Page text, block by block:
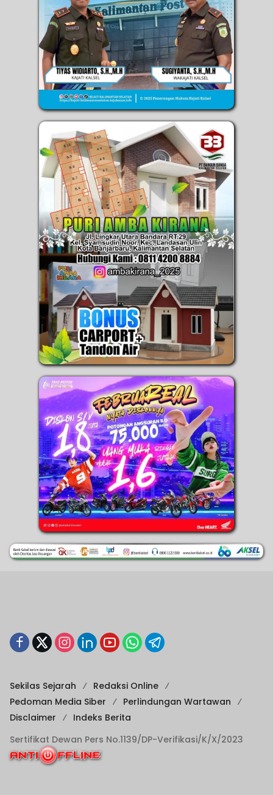
Sekilas Sejarah
Redaksi Online
Pedoman Media Siber
Perlindungan Wartawan
Disclaimer
Indeks Berita
Sertifikat Dewan Pers No.1139/DP-Verifikasi/K/X/2023